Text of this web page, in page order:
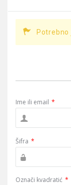
Potrebno
Ime ili email *
Šifra *
Označi kvadratić *